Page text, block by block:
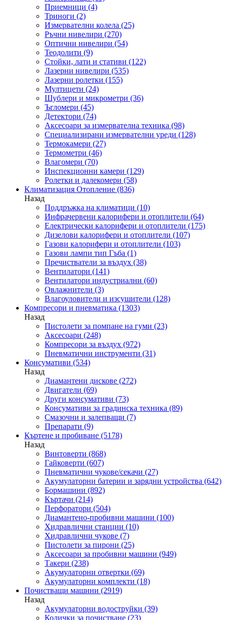
Приемници (4)
Триноги (2)
Измервателни колела (25)
Ръчни нивелири (270)
Оптични нивелири (54)
Теодолити (9)
Стойки, лати и стативи (122)
Лазерни нивелири (535)
Лазерни ролетки (155)
Мултицети (24)
Шублери и микрометри (36)
Ъгломери (45)
Детектори (74)
Аксесоари за измервателна техника (98)
Специализирани измервателни уреди (128)
Термокамери (27)
Термометри (46)
Влагомери (70)
Инспекционни камери (129)
Ролетки и далекомери (58)
Климатизация Отопление (836)
Назад
Поддръжка на климатици (10)
Инфрачервени калорифери и отоплители (64)
Електрически калорифери и отоплители (175)
Дизелови калорифери и отоплители (107)
Газови калорифери и отоплители (103)
Газови лампи тип Гъба (1)
Пречистватели за въздух (38)
Вентилатори (141)
Вентилатори индустриални (60)
Овлажнители (3)
Влагоуловители и изсушители (128)
Компресори и пневматика (1303)
Назад
Пистолети за помпане на гуми (23)
Аксесоари (248)
Компресори за въздух (972)
Пневматични инструменти (31)
Консумативи (534)
Назад
Диамантени дискове (272)
Двигатели (69)
Други консумативи (73)
Консумативи за градинска техника (89)
Смазочни и залепващи (7)
Препарати (9)
Къртене и пробиване (5178)
Назад
Винтоверти (868)
Гайковерти (607)
Пневматични чукове/секачи (27)
Акумулаторни батерии и зарядни устройства (642)
Бормашини (892)
Къртачи (214)
Перфоратори (504)
Диамантено-пробивни машини (100)
Хидравлични станции (10)
Хидравлични чукове (7)
Пистолети за пирони (25)
Аксесоари за пробивни машини (949)
Такери (238)
Акумулаторни отвертки (69)
Акумулаторни комплекти (18)
Почистващи машини (2919)
Назад
Акумулаторни водоструйки (39)
Колички за почистване (23)